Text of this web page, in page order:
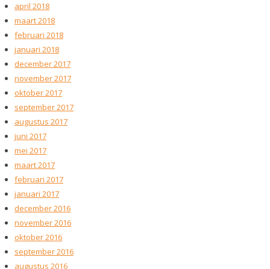
april 2018
maart 2018
februari 2018
januari 2018
december 2017
november 2017
oktober 2017
september 2017
augustus 2017
juni 2017
mei 2017
maart 2017
februari 2017
januari 2017
december 2016
november 2016
oktober 2016
september 2016
augustus 2016